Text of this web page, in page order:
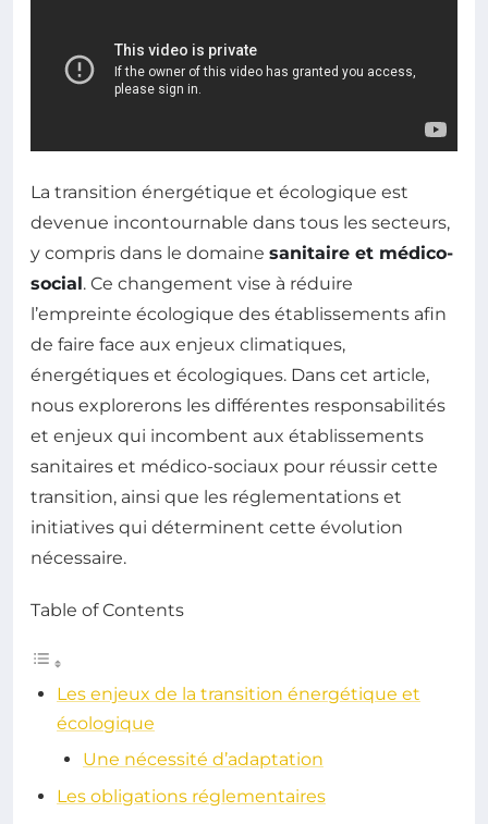
La transition énergétique et écologique est
devenue incontournable dans tous les secteurs,
y compris dans le domaine sanitaire et médico-
social. Ce changement vise à réduire
l’empreinte écologique des établissements afin
de faire face aux enjeux climatiques,
énergétiques et écologiques. Dans cet article,
nous explorerons les différentes responsabilités
et enjeux qui incombent aux établissements
sanitaires et médico-sociaux pour réussir cette
transition, ainsi que les réglementations et
initiatives qui déterminent cette évolution
nécessaire.
Table of Contents
Les enjeux de la transition énergétique et
écologique
Une nécessité d’adaptation
Les obligations réglementaires